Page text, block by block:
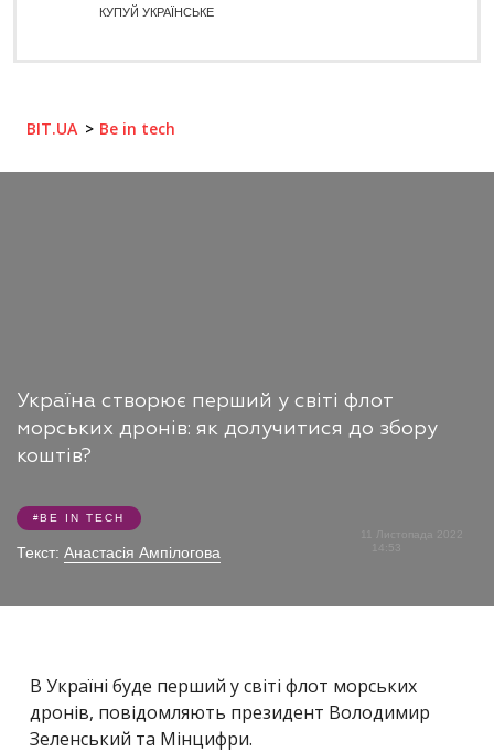
КУПУЙ УКРАЇНСЬКЕ
BIT.UA Be in tech
Україна створює перший у світі флот
морських дронів: як долучитися до збору
коштів?
BE IN TECH
Текст: Анастасія Ампілогова
11 Листопада 2022
В Україні буде перший у світі флот морських
дронів, повідомляють президент Володимир
Зеленський та Мінцифри.